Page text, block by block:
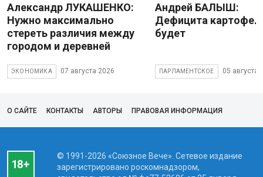
Александр ЛУКАШЕНКО:
Нужно максимально
стереть различия между
городом и деревней
ЭКОНОМИКА 07 августа 2026
Андрей БАЛЫШ:
Дефицита
будет
ПАРЛАМЕНТСКОЕ 05 августа
О САЙТЕ КОНТАКТЫ АВТОРЫ ПРАВОВАЯ ИНФОРМАЦИЯ
© 1991-2026 «Союзное Вече». Сетевое издание
зарегистрировано роскомнадзором,